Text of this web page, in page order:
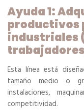
Ayuda 1:
productivos
industriales
Esta línea está
tamaño medio o
instalaciones,
competitividad.